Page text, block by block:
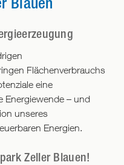
Flächenverbrauchs
eine
Energiewende – und
unseres
Energien.
Zeller Blauen!